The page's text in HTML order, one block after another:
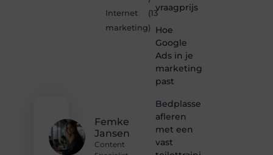
Femke
Jansen
Content
Internet
marketing
(13
)
vraagprijs
Hoe
Google
Ads in je
marketingmix
past
Bedplassen
afleren
met een
vast